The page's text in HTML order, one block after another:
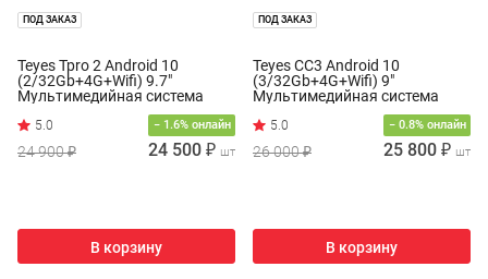
ПОД ЗАКАЗ
Teyes Tpro 2 Android 10
(2/32Gb+4G+Wifi) 9.7"
Мультимедийная система
− 1.6% онлайн
24 900 ₽ 24 500 ₽ шт
В корзину
ПОД ЗАКАЗ
Teyes CC3 Android 10
(3/32Gb+4G+Wifi) 9"
Мультимедийная система
− 0.8% онлайн
26 000 ₽ 25 800 ₽ шт
В корзину